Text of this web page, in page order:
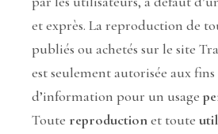
et exprès. La reproduction de
publiés ou achetés sur le site
est seulement autorisée aux fins
d’information pour un usage
Toute reproductionet toute